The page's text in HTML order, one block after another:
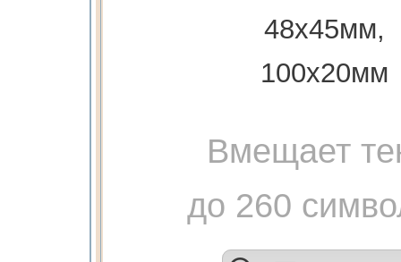
48х45мм,
100х20мм
Вмещает
до 260